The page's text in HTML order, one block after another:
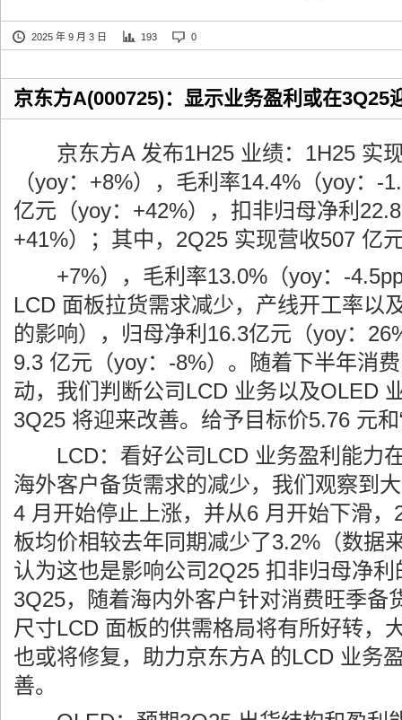
2025 年 9 月 3 日 193 0
京东方A(000725)：显示业务盈利或在3Q25
京东方A 发布1H25 业绩：1H25 实
（yoy：+8%），毛利率14.4%（yoy：-
亿元（yoy：+42%），扣非归母净利
+41%）；其中，2Q25 实现营收507 亿
+7%），毛利率13.0%（yoy：-4.5pp
LCD 面板拉货需求减少，产线开工率以
的影响），归母净利16.3亿元（yoy：
9.3 亿元（yoy：-8%）。随着下半年消
动，我们判断公司LCD 业务以及OLED
3Q25 将迎来改善。给予目标价5.76 元和
LCD：看好公司LCD 业务盈利能力
海外客户备货需求的减少，我们观察到
4 月开始停止上涨，并从6 月开始下滑
板均价相较去年同期减少了3.2%（数据
认为这也是影响公司2Q25 扣非归母净
3Q25，随着海内外客户针对消费旺季备
尺寸LCD 面板的供需格局将有所好转，
也或将修复，助力京东方A 的LCD 业务
善。